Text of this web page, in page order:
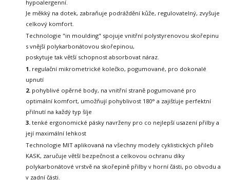
hypoalergenní.
Je měkký na dotek, zabraňuje podráždění kůže, regulovatelný, zvyšuje
celkový komfort.
Technologie "in moulding" spojuje vnitřní polystyrenovou skořepinu
s vnější polykarbonátovou skořepinou,
poskytuje tak větší schopnost absorbovat náraz.
1. regulační mikrometrické kolečko, pogumované, pro dokonalé
upnutí
2. pohyblivé opěrné body, na vnitřní straně pogumované pro
optimální komfort, umožňují pohyblivost 180° a zajišťuje perfektní
přilnutí na každý typ šíje
3. tenké ergonomické pásky navrženy pro co nejlepší usazení přilby a
její maximální lehkost
Technologie MIT aplikovaná na všechny modely cyklistických přileb
KASK, zaručuje větší bezpečnost a celkovou ochranu díky
polykarbonátové vrstvě na skořepině přilby v horní části, po obvodu a
v zadní části.